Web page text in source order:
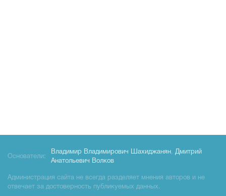
Основатели:
Владимир Владимирович Шахиджанян, Дмитрий
Анатольевич Волков
Администрация сайта не всегда разделяет мнения авторов и не
отвечает за достоверность публикуемых данных.